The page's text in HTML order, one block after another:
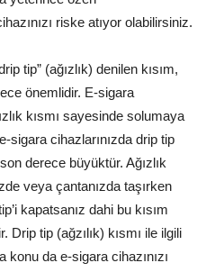
riske atıyor olabilirsiniz.
tip” (ağızlık) denilen kısım,
önemlidir. E-sigara
kısmı sayesinde solumaya
sigara cihazlarınızda drip tip
derece büyüktür. Ağızlık
veya çantanızda taşırken
kapatsanız dahi bu kısım
Drip tip (ağzılık) kısmı ile ilgili
da e-sigara cihazınızı